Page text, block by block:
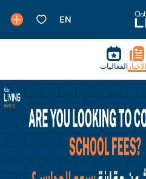
الأخبار الفعاليات